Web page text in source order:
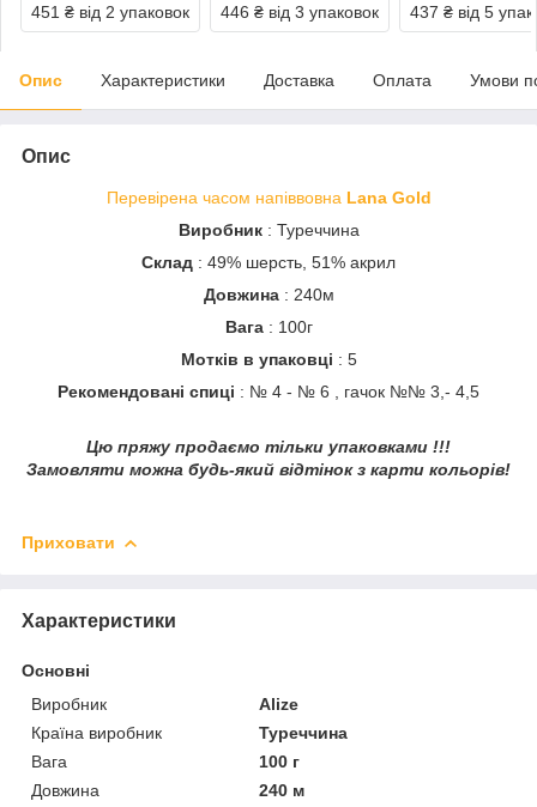
451 ₴ від 2 упаковок 446 ₴ від 3 упаковок 437 ₴ від 5
Опис Характеристики Доставка Оплата Умови
Опис
Перевірена часом напіввовна Lana Gold
Виробник : Туреччина
Склад : 49% шерсть, 51% акрил
Довжина : 240м
Вага : 100г
Мотків в упаковці : 5
Рекомендовані спиці : № 4 - № 6 , гачок №№ 3,- 4,5
Цю пряжу продаємо тільки упаковками !!!
Замовляти можна будь-який відтінок з карти кольорів!
Приховати
Характеристики
Основні
Виробник
Alize
Країна виробник
Туреччина
Вага
100 г
Довжина
240 м